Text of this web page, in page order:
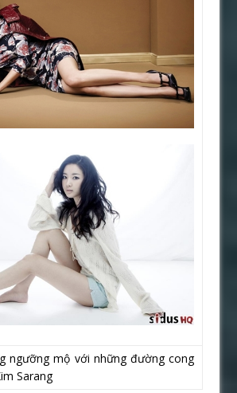
ngưỡng mộ với những đường cong
Sarang